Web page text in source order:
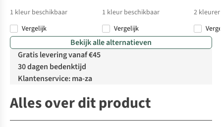
1 kleur beschikbaar
Vergelijk
1 kleur beschikbaar
Vergelijk
2
Bekijk alle alternatieven
Gratis levering vanaf €45
30 dagen bedenktijd
Klantenservice: ma-za
Alles over dit product